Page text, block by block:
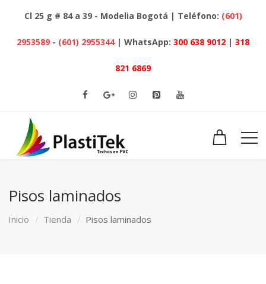
Cl 25 g # 84 a 39 - Modelia Bogotá | Teléfono: (601)
2953589 - (601) 2955344 | WhatsApp: 300 638 9012 | 318
821 6869
Pisos laminados
Inicio Tienda Pisos laminados